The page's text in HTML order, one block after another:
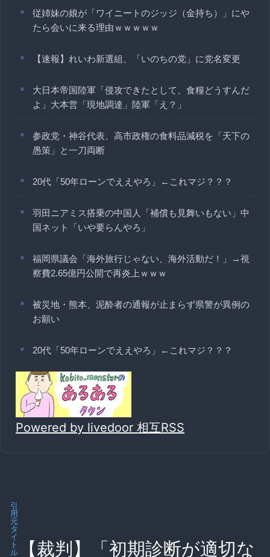
従姉妹の娘が「ワイニートのジッジ（金持ち）」にや
たら会いに来る理由ｗｗｗｗｗ
【速報】れいわ新選組、「いのちの党」に党名変更
大日本帝国陸軍「侵攻できたとして、食糧どうすんだ
よ」大本営「現地調達」陸軍「え？」
参政党・神谷代表、高市政権の食料品減税を「天下の
愚策」と一刀両断
20代「50年ローンでええやろ」←これマジ？？？
羽田ニアミス搭乗の中国人「補償も見舞いもない」中
国ネット「いや要らんやろ」
福岡県議会「海外旅行じゃない、海外活動だ！」→視
察費2.65億円公開で再炎上ｗｗｗ
被災地・熊本、泥酔者の通報が止まらず県警が異例の
お願い
20代「50年ローンでええやろ」←これマジ？？？
Powered by livedoor 相互RSS
引
用
元
タ
イ
ト
ル
【裁判】「初期診断が適切な